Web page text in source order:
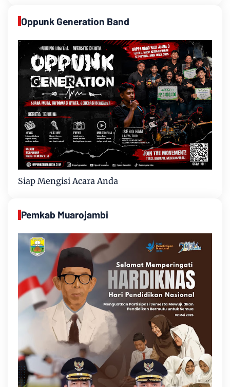
Oppunk Generation Band
Siap Mengisi Acara Anda
Pemkab Muarojambi